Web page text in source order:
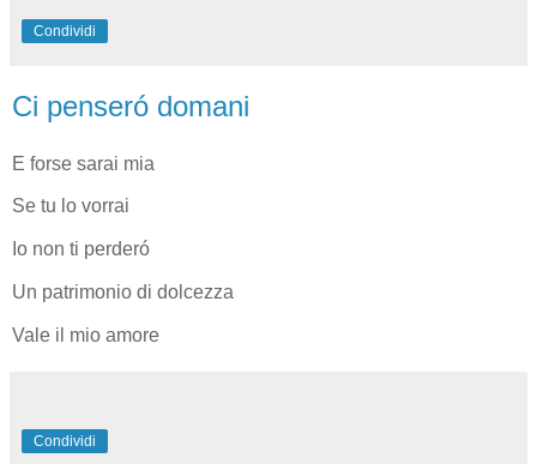
Condividi
Ci penseró domani
E forse sarai mia
Se tu lo vorrai
Io non ti perderó
Un patrimonio di dolcezza
Vale il mio amore
Condividi